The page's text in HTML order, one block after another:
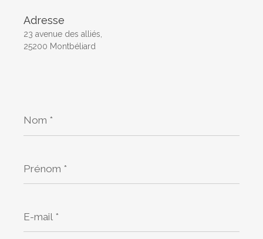
Adresse
23 avenue des alliés,
25200 Montbéliard
*
*
mail